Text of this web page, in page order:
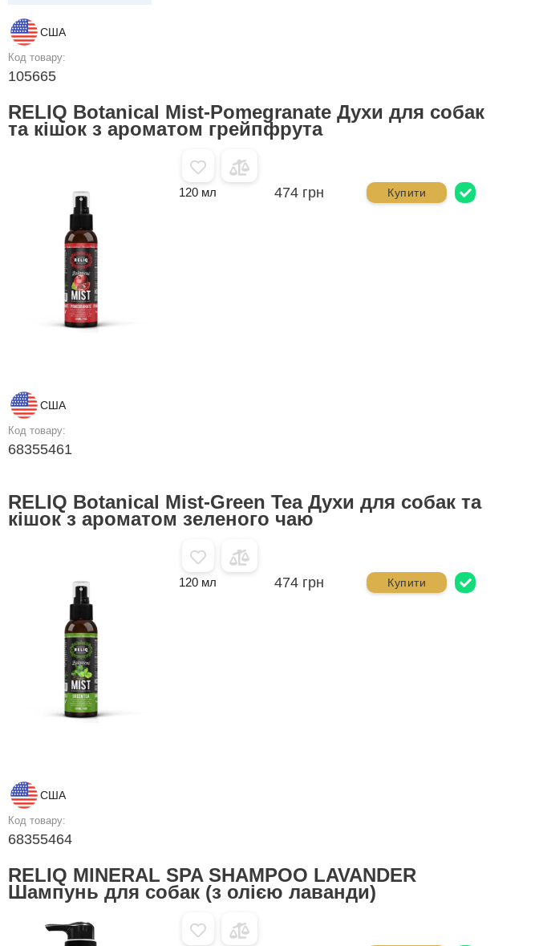
США
Код товару:
105665
RELIQ Botanical Mist-Pomegranate Духи для собак
та кішок з ароматом грейпфрута
США
Код товару:
68355461
120 мл 474 грн Купити
RELIQ Botanical Mist-Green Tea Духи для собак та
кішок з ароматом зеленого чаю
США
Код товару:
68355464
120 мл 474 грн Купити
RELIQ MINERAL SPA SHAMPOO LAVANDER
Шампунь для собак (з олією лаванди)